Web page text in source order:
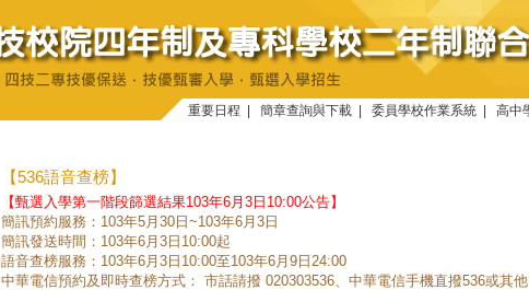
重要日程 簡章查詢與下載 委員學校作業系統 高中
【536語音查榜】
【甄選入學第一階段篩選結果103年6月3日10:00公告】
簡訊預約服務：103年5月30日~103年6月3日
簡訊發送時間：103年6月3日10:00起
語音查榜服務：103年6月3日10:00至103年6月9日24:00
中華電信預約及即時查榜方式： 市話請撥 020303536、中華電信手機直撥536或其